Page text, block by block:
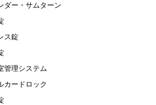
ダー・サムターン
ス錠
管理システム
カードロック